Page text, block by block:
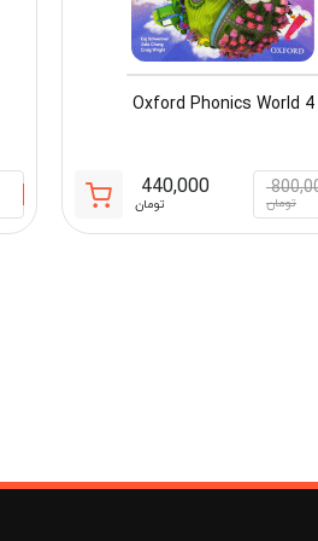
Oxford Phonics World 4
تومان
اصلی:
440,000
تومان
فعلی: